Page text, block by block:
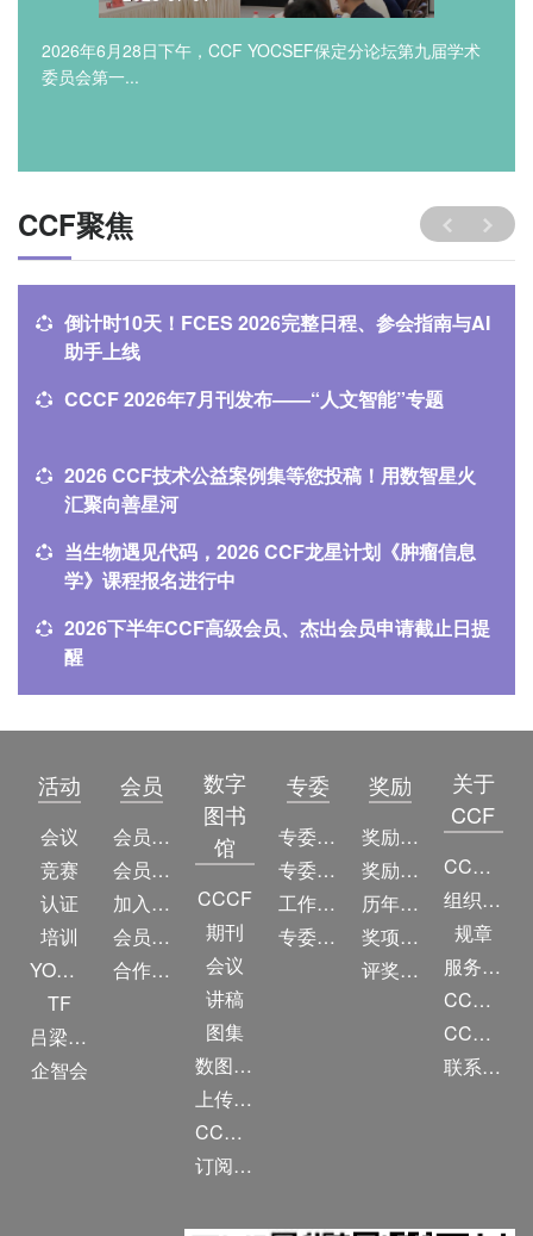
2026年6月28日下午，CCF YOCSEF保定分论坛第九届学术
委员会第一...
CCF聚焦
倒计时10天！FCES 2026完整日程、参会指南与AI
助手上线
CCCF 2026年7月刊发布——“人文智能”专题
2026 CCF技术公益案例集等您投稿！用数智星火
汇聚向善星河
当生物遇见代码，2026 CCF龙星计划《肿瘤信息
学》课程报名进行中
2026下半年CCF高级会员、杰出会员申请截止日提
醒
活动
会议
竞赛
认证
培训
YOCSEF
TF
吕梁振兴
企智会
会员
会员简介
会员权益
加入CCF
会员交费
合作伙伴
数字
图书
馆
CCCF
期刊
会议
讲稿
图集
数图编审委员会
上传/发布作品
CCF DL Focus
订阅《计算》
专委
专委简介
专委条例
工作问答
专委名单
奖励
奖励动态
奖励目录
历年获奖名单
奖项推荐
评奖条例
关于
CCF
CCF简介
组织机构
规章
服务项目
CCF大事记
CCF创建60周年
联系我们